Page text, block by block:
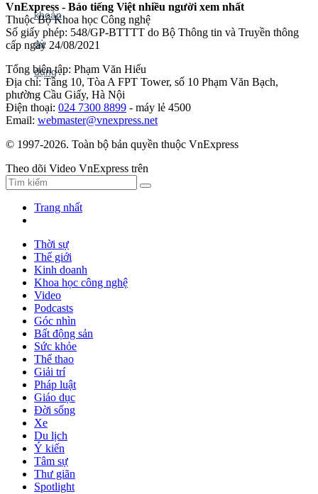
VnExpress - Báo tiếng Việt nhiều người xem nhất
Thuộc Bộ Khoa học Công nghệ
Số giấy phép: 548/GP-BTTTT do Bộ Thông tin và Truyền thông
cấp ngày 24/08/2021
Tổng biên tập: Phạm Văn Hiếu
Địa chỉ: Tầng 10, Tòa A FPT Tower, số 10 Phạm Văn Bạch,
phường Cầu Giấy, Hà Nội
Điện thoại: 024 7300 8899 - máy lẻ 4500
Email: webmaster@vnexpress.net
© 1997-2026. Toàn bộ bản quyền thuộc VnExpress
Theo dõi Video VnExpress trên
Trang nhất
Thời sự
Thế giới
Kinh doanh
Khoa học công nghệ
Video
Podcasts
Góc nhìn
Bất động sản
Sức khỏe
Thể thao
Giải trí
Pháp luật
Giáo dục
Đời sống
Xe
Du lịch
Ý kiến
Tâm sự
Thư giãn
Spotlight